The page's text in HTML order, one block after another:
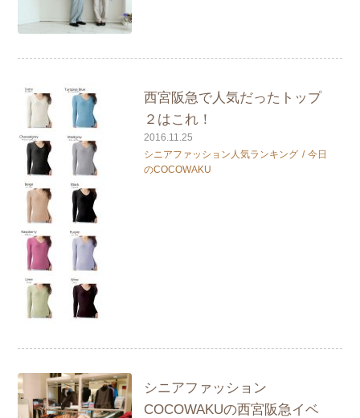
西宮阪急で人気だったトップ
２はこれ！
2016.11.25
シニアファッション人気ランキング
今日
のCOCOWAKU
シニアファッション
COCOWAKUの西宮阪急イベ